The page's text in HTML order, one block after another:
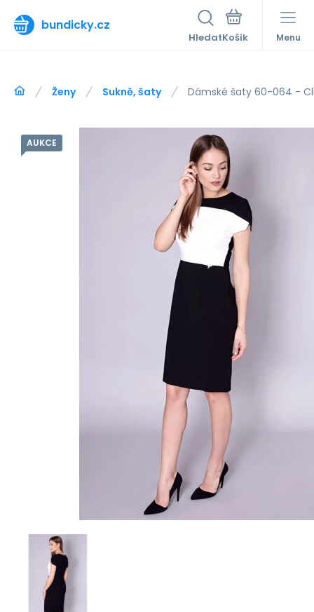
bundicky.cz
Hledat Menu
Ženy Sukně, šaty Dámské šaty 60-064 -
AUKCE